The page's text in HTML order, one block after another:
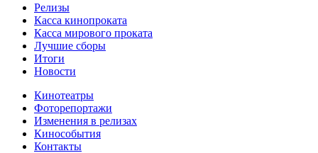
Релизы
Касса кинопроката
Касса мирового проката
Лучшие сборы
Итоги
Новости
Кинотеатры
Фоторепортажи
Изменения в релизах
Кинособытия
Контакты